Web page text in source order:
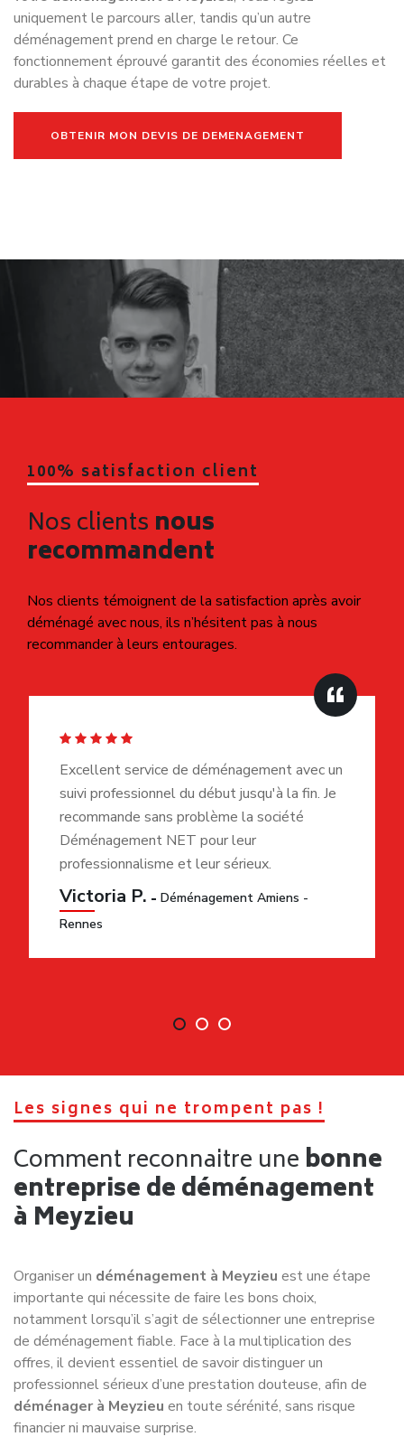
L’une des erreurs les plus fréquentes est de sous-estimer
le temps nécessaire pour préparer undéménagement à
Meyzieu. Réserver votre entreprise trop tard peut vous
obliger à payer des tarifs majorés. Undéménagement
transporter.
Transporter des biens inutiles augmente le volume et donc
déménagement à Meyzieu. Pour
déménager pas cher à Meyzieu
, il est conseillé de trier
vos affaires, vendre ou donner ce qui n’est plus nécessaire,
et ne conserver que l’essentiel. Cela permet également de
gagner du temps le jour J.
contrat
fréquente. Un bon devis pour un
Meyzieudoit préciser le volume, les prestations incluses,
les délais et les assurances. Vérifiez chaque détail pour
déménagement pas cher à Meyzieuréellement
compétitif et sécurisé.
4. Sous-estimer l’importance du
aux biens fragiles. Pourdéménager à Meyzieu, utilisez
des cartons adaptés, du papier bulle, des protections pour
le mobilier et étiquetez soigneusement chaque carton. Un
emballage bien réalisé facilite undéménagement rapide
à Meyzieuet sécurise vos biens.
5. Oublier les contraintes locales de
Meyzieu
immeubles collectifs, circulation aux heures de pointe : tous
et d’assurer undéménagement rapide à Meyzieu
6. Ne pas gérer les démarches
administratives
Après avoir
Oublier cette étape peut générer des frais inutiles et
compliquer votre installation. Planifiez ces démarches pour
que votredéménagement à Meyzieuse fasse en toute
sérénité.
7. Ne pas prévoir de marge pour les
imprévus